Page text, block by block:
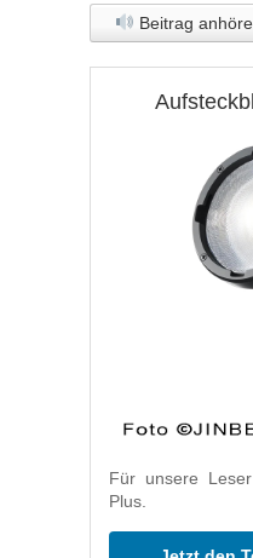
Beitrag
Für unsere
Plus.